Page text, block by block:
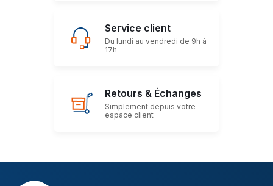
Service client
Du lundi au vendredi de 9h à
17h
Retours & Échanges
Simplement depuis votre
espace client